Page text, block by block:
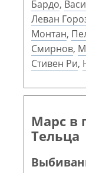
Бардо,
Леван
Монтан,
Смирнов,
Стивен Ри,
Марс в
Тельца